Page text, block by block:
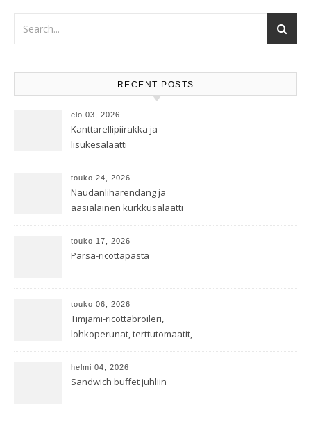
RECENT POSTS
elo 03, 2026
Kanttarellipiirakka ja
lisukesalaatti
touko 24, 2026
Naudanliharendang ja
aasialainen kurkkusalaatti
touko 17, 2026
Parsa-ricottapasta
touko 06, 2026
Timjami-ricottabroileri,
lohkoperunat, terttutomaatit,
salaatti
helmi 04, 2026
Sandwich buffet juhliin